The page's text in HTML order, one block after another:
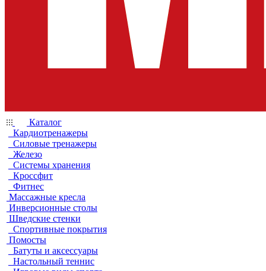
Каталог
Кардиотренажеры
Силовые тренажеры
Железо
Системы хранения
Кроссфит
Фитнес
Массажные кресла
Инверсионные столы
Шведские стенки
Спортивные покрытия
Помосты
Батуты и аксессуары
Настольный теннис